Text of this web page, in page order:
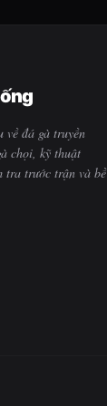
về đá gà truyền
chọi, kỹ thuật
tra trước trận và bề